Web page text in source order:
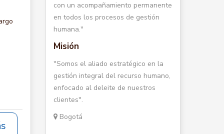
con un acompañamiento permanente
en todos los procesos de gestión
humana."
Misión
"Somos el aliado estratégico en la
gestión integral del recurso humano,
enfocado al deleite de nuestros
clientes".
Bogotá